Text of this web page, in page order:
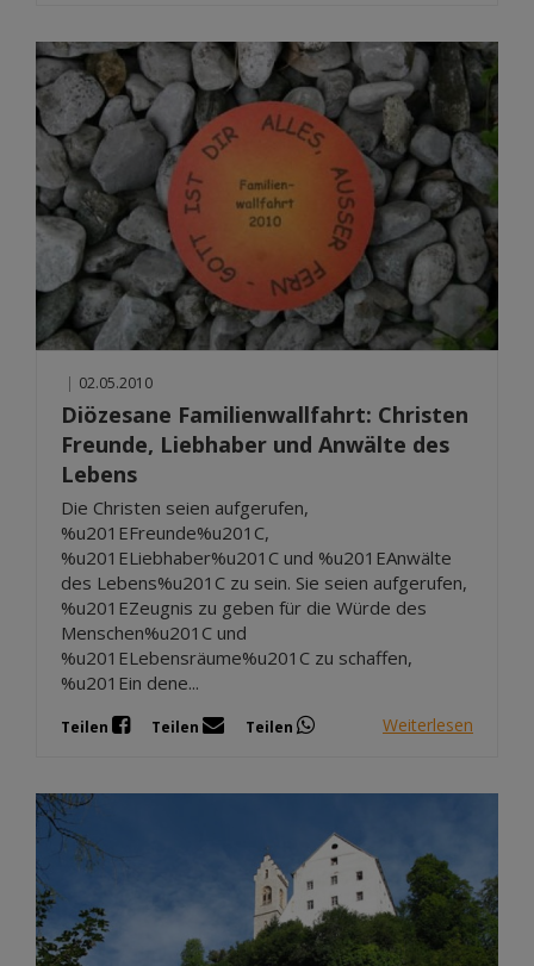
| 02.05.2010
Diözesane Familienwallfahrt: Christen
Freunde, Liebhaber und Anwälte des
Lebens
Die Christen seien aufgerufen,
%u201EFreunde%u201C,
%u201ELiebhaber%u201C und %u201EAnwälte
des Lebens%u201C zu sein. Sie seien aufgerufen,
%u201EZeugnis zu geben für die Würde des
Menschen%u201C und
%u201ELebensräume%u201C zu schaffen,
%u201Ein dene...
Teilen Teilen Teilen Weiterlesen